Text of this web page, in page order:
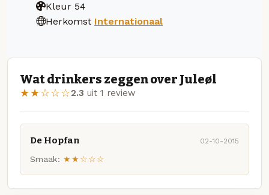
Kleur 54
Herkomst Internationaal
Wat drinkers zeggen over Juleøl
★★☆☆☆2.3 uit 1 review
De Hopfan 02-10-2015
Smaak: ★★☆☆☆